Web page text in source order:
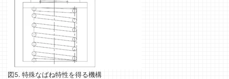
図5. 特殊なばね特性を得る機構